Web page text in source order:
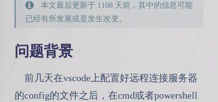
本文最后更新于 1108 天前，其中的信息可能
已经有所发展或是发生改变。
问题背景
前几天在vscode上配置好远程连接服务器
的config的文件之后，在cmd或者powershell